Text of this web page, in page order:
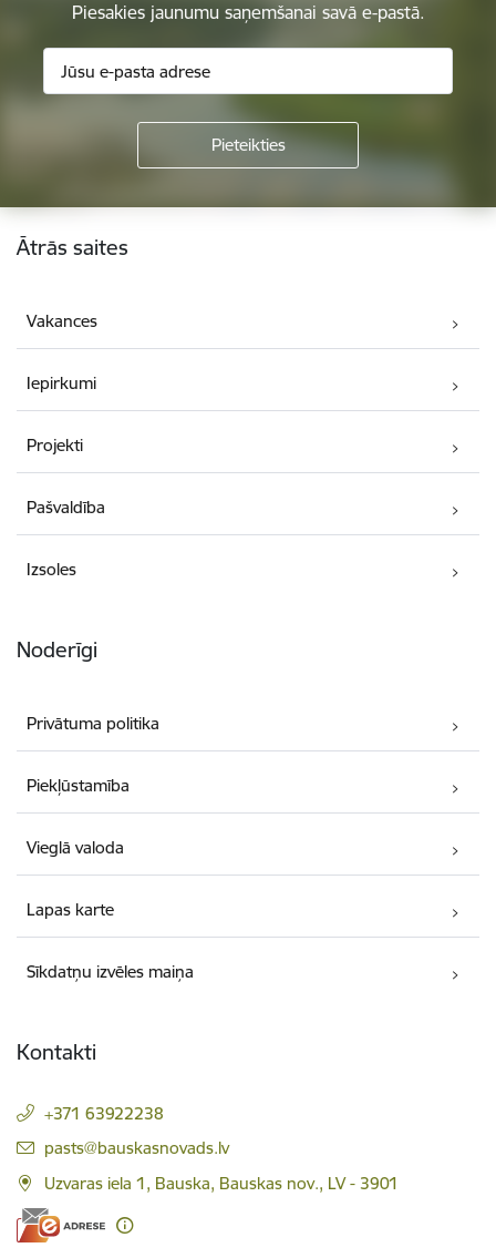
Piesakies jaunumu saņemšanai savā e-pastā.
Kājene
Ātrās saites
Vakances
Iepirkumi
Projekti
Pašvaldība
Izsoles
Noderīgi
Privātuma politika
Piekļūstamība
Vieglā valoda
Lapas karte
Sīkdatņu izvēles maiņa
Kontakti
+371 63922238
E-pasts:
pasts@bauskasnovads.lv
Uzvaras iela 1, Bauska, Bauskas nov., LV - 3901